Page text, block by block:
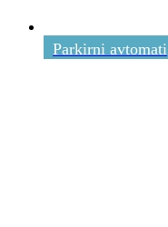
Parkirni avtomati